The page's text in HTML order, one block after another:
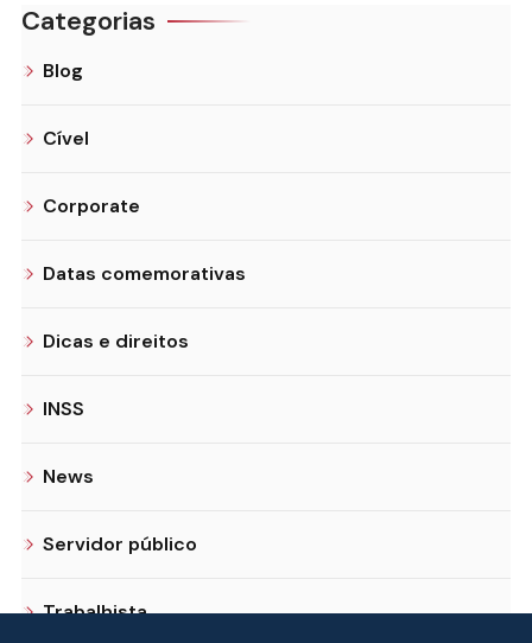
Categorias
Blog
Cível
Corporate
Datas comemorativas
Dicas e direitos
INSS
News
Servidor público
Trabalhista